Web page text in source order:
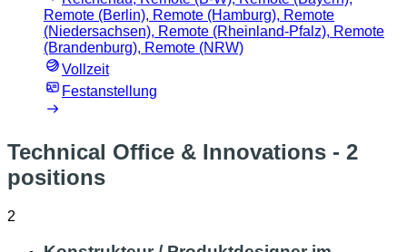
Remote (Berlin), Remote (Hamburg), Remote
(Niedersachsen), Remote (Rheinland-Pfalz), Remote
(Brandenburg), Remote (NRW)
Vollzeit
Festanstellung
Technical Office & Innovations - 2
positions
2